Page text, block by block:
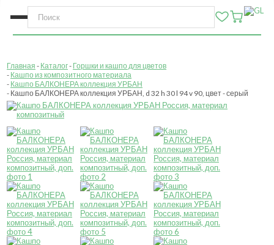
Главная Каталог Горшки и кашпо для цветов
Кашпо из композитного материала
Кашпо БАЛКОНЕРА коллекция УРБАН
Кашпо БАЛКОНЕРА коллекция УРБАН, d 32 h 30 l 94 v 90, цвет - серый